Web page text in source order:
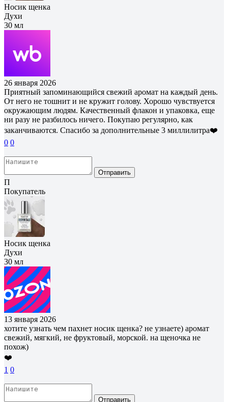
Носик щенка
Духи
30 мл
26 января 2026
Приятный запоминающийся свежий аромат на каждый день.
От него не тошнит и не кружит голову. Хорошо чувствуется
окружающим людям. Качественный флакон и упаковка, еще
ни разу не разбилось ничего. Покупаю регулярно, как
заканчиваются. Спасибо за дополнительные 3 миллилитра❤️
0 0
Отправить
П
Покупатель
Носик щенка
Духи
30 мл
13 января 2026
хотите узнать чем пахнет носик щенка? не узнаете) аромат
свежий, мягкий, не фруктовый, морской. на щеночка не
похож)
❤️
1 0
Отправить